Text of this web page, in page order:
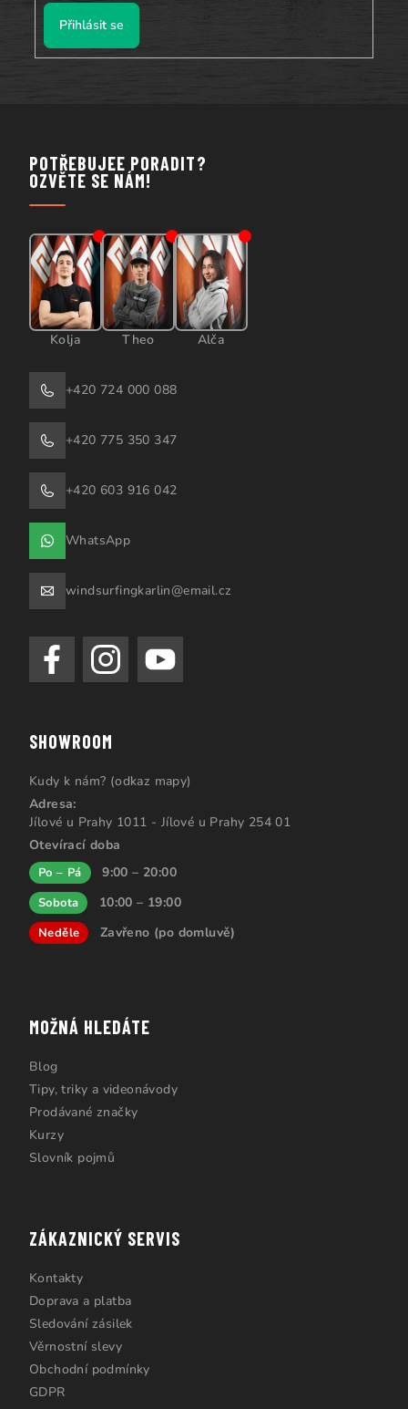
Přihlásit se
POTŘEBUJEE PORADIT?
OZVĚTE SE NÁM!
Kolja Theo Alča
+420 724 000 088
+420 775 350 347
+420 603 916 042
WhatsApp
windsurfingkarlin@email.cz
SHOWROOM
Kudy k nám? (odkaz mapy)
Adresa:
Jílové u Prahy 1011 - Jílové u Prahy 254 01
Otevírací doba
Po – Pá 9:00 – 20:00
Sobota 10:00 – 19:00
Neděle Zavřeno (po domluvě)
MOŽNÁ HLEDÁTE
Blog
Tipy, triky a videonávody
Prodávané značky
Kurzy
Slovník pojmů
ZÁKAZNICKÝ SERVIS
Kontakty
Doprava a platba
Sledování zásilek
Věrnostní slevy
Obchodní podmínky
GDPR